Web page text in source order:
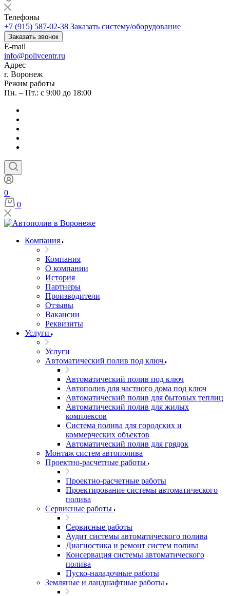
Телефоны
+7 (915) 587-02-38 Заказать систему/оборудование
Заказать звонок
E-mail
info@polivcentr.ru
Адрес
г. Воронеж
Режим работы
Пн. – Пт.: с 9:00 до 18:00
0
0
Компания
Компания
О компании
История
Партнеры
Производители
Отзывы
Вакансии
Реквизиты
Услуги
Услуги
Автоматический полив под ключ
Автоматический полив под ключ
Автополив для частного дома под ключ
Автоматический полив для бытовых теплиц
Автоматический полив для жилых
комплексов
Система полива для городских и
коммерческих объектов
Автоматический полив для грядок
Монтаж систем автополива
Проектно-расчетные работы
Проектно-расчетные работы
Проектирование системы автоматического
полива
Сервисные работы
Сервисные работы
Аудит системы автоматического полива
Диагностика и ремонт систем полива
Консервация системы автоматического
полива
Пуско-наладочные работы
Земляные и ландшафтные работы